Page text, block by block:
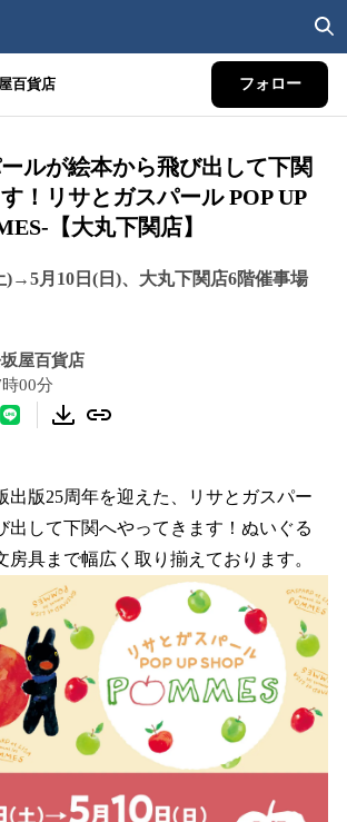
百貨店 フォロー
ルが絵本から飛び出して下関
！リサとガスパール POP UP
【大丸下関店】
)→5月10日(日)、大丸下関店6階催事場
屋百貨店
00分
出版25周年を迎えた、リサとガスパー
出して下関へやってきます！ぬいぐる
房具まで幅広く取り揃えております。